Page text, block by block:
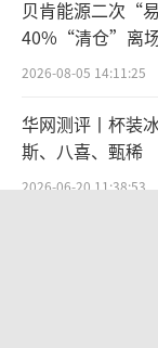
已降至3390
缩水。更为
4.75亿元。
击派发6735
0%的控制权
贝肯能源二次“
40%“清仓”离
宏科百世拟入主
2026-08-05 14:11:25
华网测评丨杯装
斯、八喜、甄稀
2026-06-20 11:38:53